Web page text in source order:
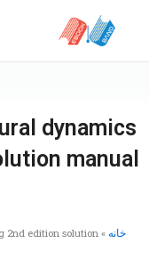
dynamics
manual
خانه »
2nd edition solution